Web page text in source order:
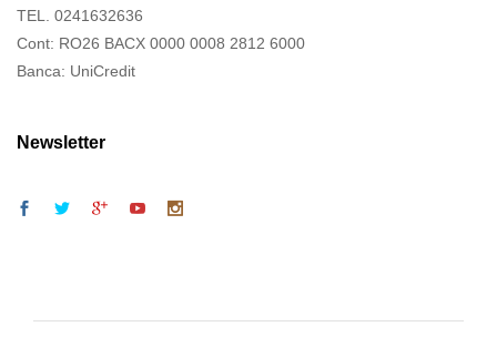
TEL. 0241632636
Cont: RO26 BACX 0000 0008 2812 6000
Banca: UniCredit
Newsletter